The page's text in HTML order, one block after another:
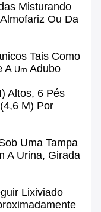
Misturando
Almofariz Ou Da
Tais Como
A Um Adubo
Altos, 6 Pés
M) Por
Uma Tampa
A Urina, Girada
Lixiviado